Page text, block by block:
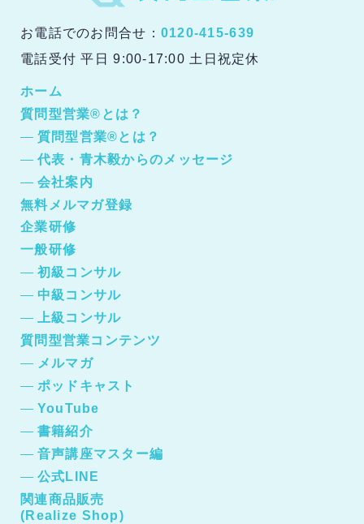
お電話でのお問合せ： 0120-415-639
電話受付 平日 9:00-17:00 土日祝定休
ホーム
質問型営業®とは？
質問型営業®とは？
代表・青木毅からのメッセージ
会社案内
無料メルマガ登録
企業研修
一般研修
初級コンサル
中級コンサル
上級コンサル
質問型営業コンテンツ
メルマガ
ポッドキャスト
YouTube
書籍紹介
音声講座マスター編
公式LINE
関連商品販売
(Realize Shop)